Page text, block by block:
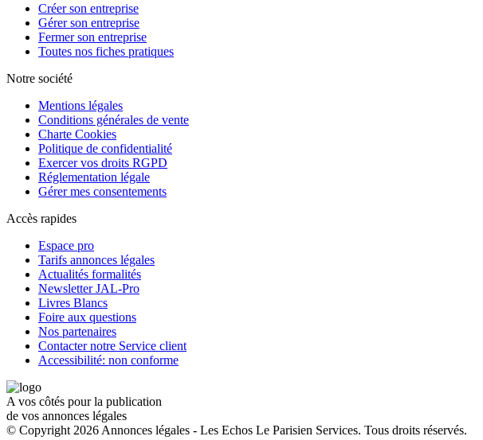
Créer son entreprise
Gérer son entreprise
Fermer son entreprise
Toutes nos fiches pratiques
Notre société
Mentions légales
Conditions générales de vente
Charte Cookies
Politique de confidentialité
Exercer vos droits RGPD
Réglementation légale
Gérer mes consentements
Accès rapides
Espace pro
Tarifs annonces légales
Actualités formalités
Newsletter JAL-Pro
Livres Blancs
Foire aux questions
Nos partenaires
Contacter notre Service client
Accessibilité: non conforme
A vos côtés pour la publication
de vos annonces légales
© Copyright 2026 Annonces légales - Les Echos Le Parisien Services. Tous droits réservés.